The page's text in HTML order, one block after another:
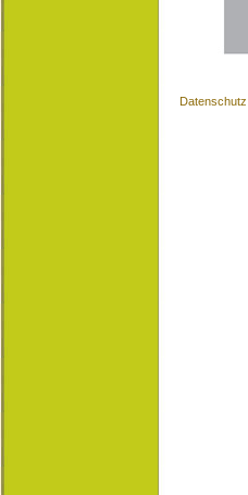
Datenschutz